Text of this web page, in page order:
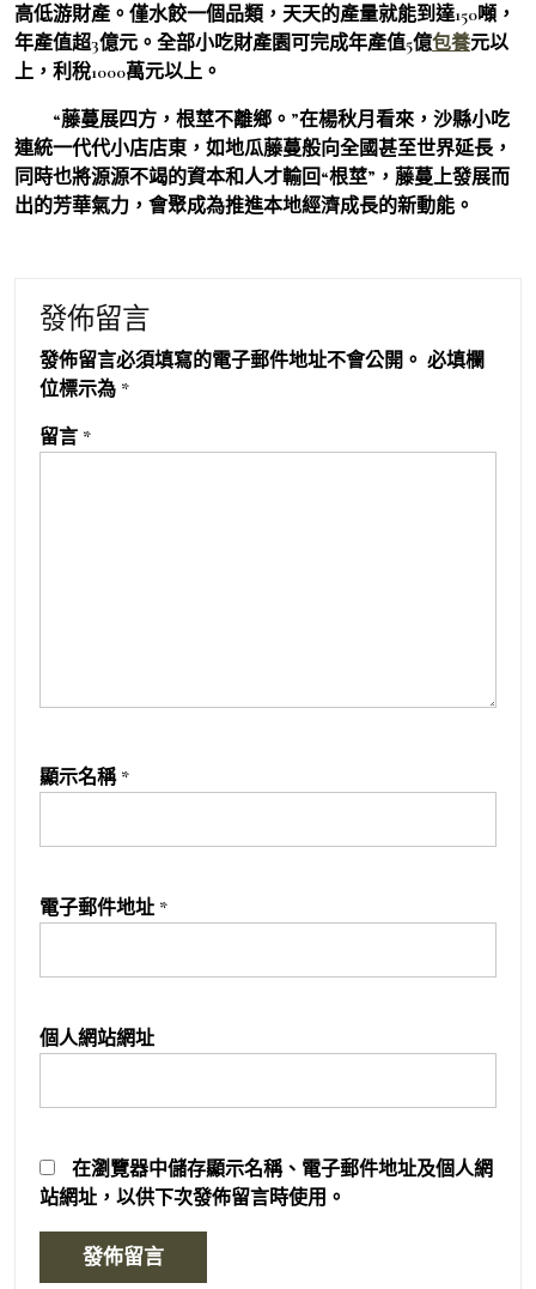
高低游財產。僅水餃一個品類，天天的產量就能到達150噸，
年產值超3億元。全部小吃財產園可完成年產值5億包養元以
上，利稅1000萬元以上。
“藤蔓展四方，根莖不離鄉。”在楊秋月看來，沙縣小吃
連統一代代小店店東，如地瓜藤蔓般向全國甚至世界延長，
同時也將源源不竭的資本和人才輸回“根莖”，藤蔓上發展而
出的芳華氣力，會聚成為推進本地經濟成長的新動能。
發佈留言
發佈留言必須填寫的電子郵件地址不會公開。 必填欄
位標示為 *
留言 *
顯示名稱 *
電子郵件地址 *
個人網站網址
在瀏覽器中儲存顯示名稱、電子郵件地址及個人網
站網址，以供下次發佈留言時使用。